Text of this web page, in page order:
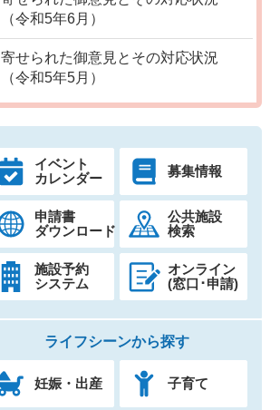
（令和5年6月）
寄せられた御意見とその対応状況
（令和5年5月）
イベント
カレンダー
募集情報
申請書
ダウンロード
公共施設
検索
施設予約
システム
オンライン
(窓口･申請)
ライフシーンから探す
妊娠・出産 子育て